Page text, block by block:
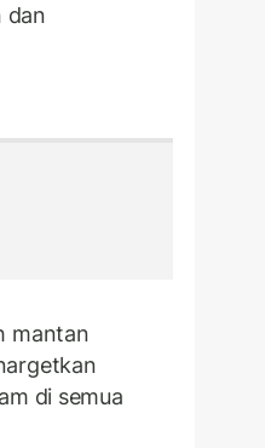
dan
mantan
di semua